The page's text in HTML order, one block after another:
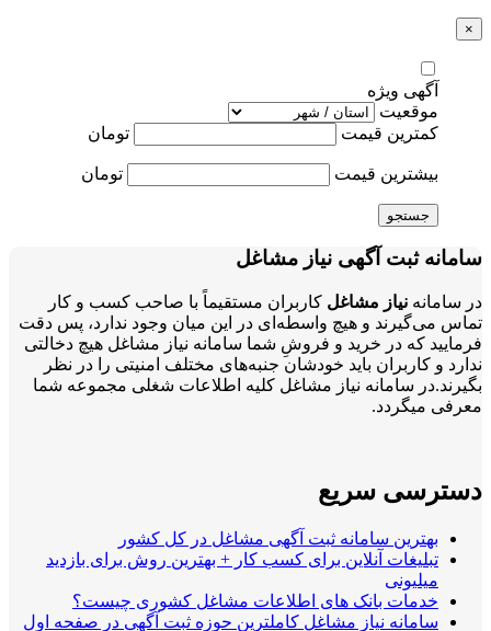
×
آگهی ویژه
موقعیت
کمترین قیمت
تومان
بیشترین قیمت تومان
جستجو
سامانه ثبت آگهی نیاز مشاغل
در سامانه نیاز مشاغل کاربران مستقیماً با صاحب کسب و کار
تماس می‌گیرند و هیچ واسطه‌ای در این میان وجود ندارد، پس دقت
فرمایید که در خرید و فروشِ شما سامانه نیاز مشاغل هیچ دخالتی
ندارد و کاربران باید خودشان جنبه‌های مختلف امنیتی را در نظر
بگیرند.در سامانه نیاز مشاغل کلیه اطلاعات شغلی مجموعه شما
معرفی میگردد.
دسترسی سریع
بهترین سامانه ثبت آگهی مشاغل در کل کشور
تبلیغات آنلاین برای کسب کار + بهترین روش برای بازدید
میلیونی
خدمات بانک های اطلاعات مشاغل کشوری چیست؟
سامانه نیاز مشاغل کاملترین حوزه ثبت آگهی در صفحه اول